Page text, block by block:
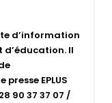
d’information
Il
EPLUS
90 37 37 07 /